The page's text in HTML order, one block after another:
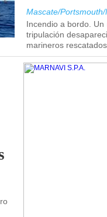
Mascate/
Incendio a bordo.
tripulación
marineros